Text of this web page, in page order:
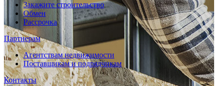
Закажите строительство
Обмен
Рассрочка
Партнерам
Агентствам недвижимости
Поставщикам и подрядчикам
Контакты